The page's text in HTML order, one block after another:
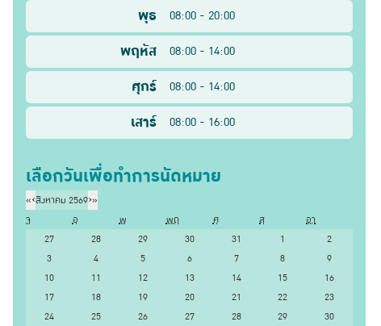
พุธ
08:00 - 20:00
พฤหัส 08:00 - 14:00
ศุกร์ 08:00 - 14:00
เสาร์ 08:00 - 16:00
เลือกวันเพื่อทำการนัดหมาย
«‹สิงหาคม 2569›»
จ
อ พ พฤ ศ ส
อา
27
28 29 30 31 1
2
3
4 5 6 7 8
9
10
11 12 13 14 15
16
17
18 19 20 21 22
23
24
25 26 27 28 29
30